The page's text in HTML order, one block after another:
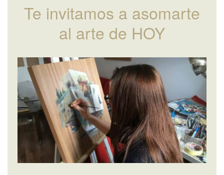
Te invitamos a asomarte
al arte de HOY